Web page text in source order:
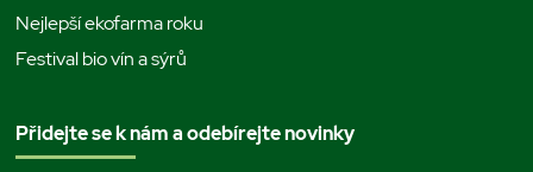
Nejlepší ekofarma roku
Festival bio vín a sýrů
Přidejte se k nám a odebírejte novinky